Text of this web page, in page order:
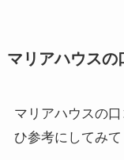
マリアハウスの
マリアハウスの
ひ参考にしてみて